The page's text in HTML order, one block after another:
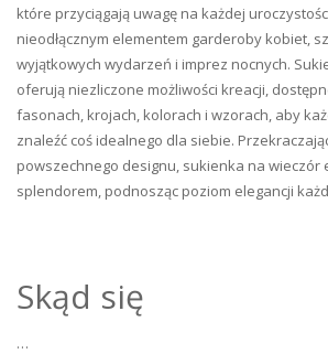
które przyciągają uwagę na każdej
nieodłącznym elementem garderoby kobiet,
wyjątkowych wydarzeń i imprez nocnych.
oferują niezliczone możliwości kreacji,
fasonach, krojach, kolorach i wzorach, aby
znaleźć coś idealnego dla siebie.
powszechnego designu, sukienka na wieczór
splendorem, podnosząc poziom elegancji
Skąd się
…